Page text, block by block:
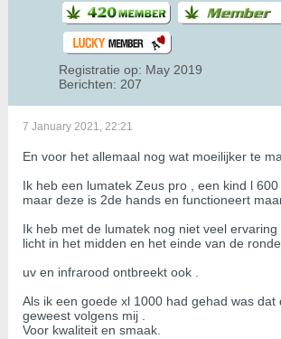
Registratie op: May 2019
Berichten: 207
7 January 2021, 22:21
En voor het allemaal nog wat moeilijker te
Ik heb een lumatek Zeus pro , een kind l
maar deze is 2de hands en functioneert
Ik heb met de lumatek nog niet veel
licht in het midden en het einde van de ronde.
uv en infrarood ontbreekt ook .
Als ik een goede xl 1000 had gehad was dat
geweest volgens mij .
Voor kwaliteit en smaak.